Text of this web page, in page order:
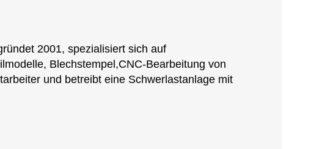
2001, spezialisiert sich auf
Blechstempel,CNC-Bearbeitung von
und betreibt eine Schwerlastanlage mit